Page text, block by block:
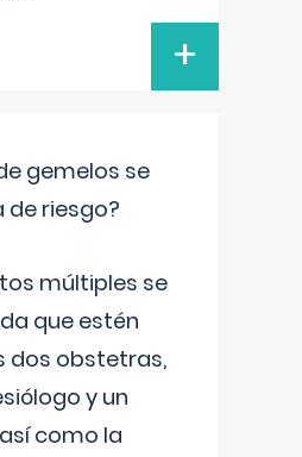
+
gemelos se
de riesgo?
múltiples se
que estén
dos obstetras,
y un
como la